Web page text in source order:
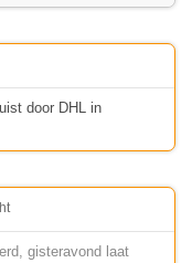
door DHL in
gisteravond laat